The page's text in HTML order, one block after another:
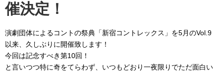
催決定！
演劇団体によるコントの祭典「新宿コントレックス」を5月のVol.9
以来、久しぶりに開催致します！
今回は記念すべき第10回！
と言いつつ特に奇をてらわず、いつもどおり一夜限りでただ面白い